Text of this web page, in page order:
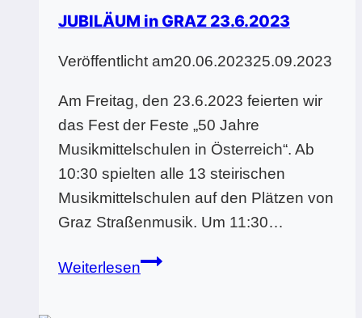
JUBILÄUM in GRAZ 23.6.2023
Veröffentlicht am20.06.202325.09.2023
Am Freitag, den 23.6.2023 feierten wir
das Fest der Feste „50 Jahre
Musikmittelschulen in Österreich“. Ab
10:30 spielten alle 13 steirischen
Musikmittelschulen auf den Plätzen von
Graz Straßenmusik. Um 11:30…
WeiterlesenJUBILÄUM